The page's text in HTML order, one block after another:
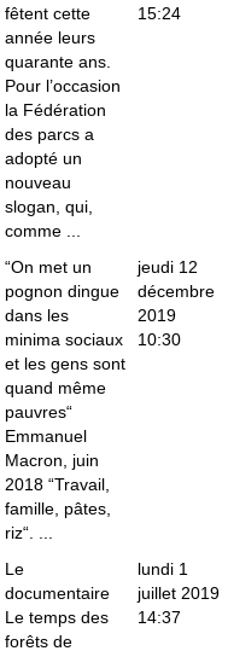
fêtent cette
année leurs
quarante ans.
Pour l’occasion
la Fédération
des parcs a
adopté un
nouveau
slogan, qui,
comme ...
15:24
“On met un
pognon dingue
dans les
minima sociaux
et les gens sont
quand même
pauvres“
Emmanuel
Macron, juin
2018 “Travail,
famille, pâtes,
riz“. ...
jeudi 12
décembre
2019
10:30
Le
documentaire
Le temps des
forêts de
lundi 1
juillet 2019
14:37